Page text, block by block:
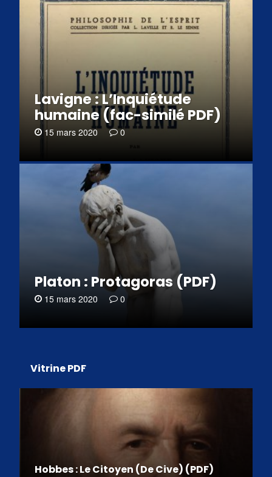
Lavigne : L’Inquiétude
humaine (fac-similé PDF)
15 mars 2020 0
Platon : Protagoras (PDF)
15 mars 2020 0
Vitrine PDF
Hobbes : Le Citoyen (De Cive) (PDF)